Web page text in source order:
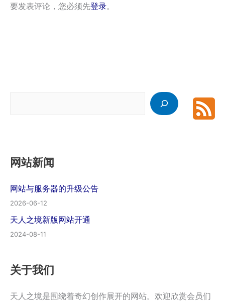
要发表评论，您必须先登录。
网站新闻
网站与服务器的升级公告
2026-06-12
天人之境新版网站开通
2024-08-11
关于我们
天人之境是围绕着奇幻创作展开的网站。欢迎欣赏会员们